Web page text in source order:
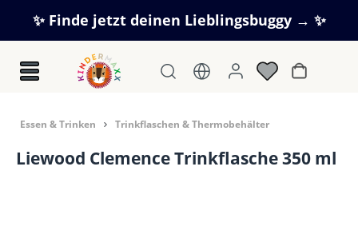
Zum Hauptinhalt springen
✨ Finde jetzt deinen Lieblingsbuggy → ✨
Essen & Trinken Trinkflaschen & Thermobehälter
Liewood Clemence Trinkflasche 350 ml